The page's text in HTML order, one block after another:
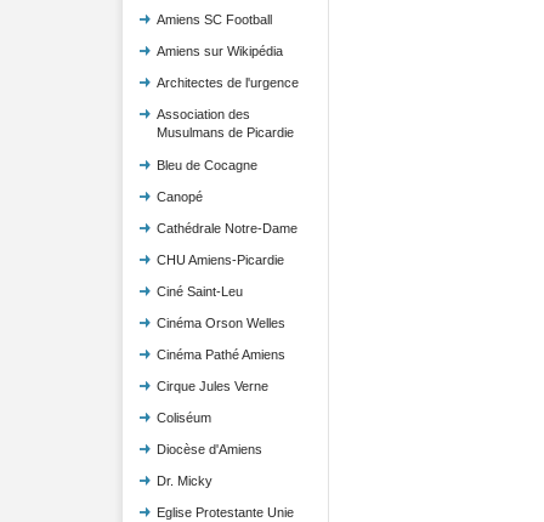
Amiens SC Football
Amiens sur Wikipédia
Architectes de l'urgence
Association des
Musulmans de Picardie
Bleu de Cocagne
Canopé
Cathédrale Notre-Dame
CHU Amiens-Picardie
Ciné Saint-Leu
Cinéma Orson Welles
Cinéma Pathé Amiens
Cirque Jules Verne
Coliséum
Diocèse d'Amiens
Dr. Micky
Eglise Protestante Unie